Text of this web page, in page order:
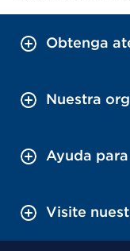
Obtenga
Nuestra
Ayuda
Visite